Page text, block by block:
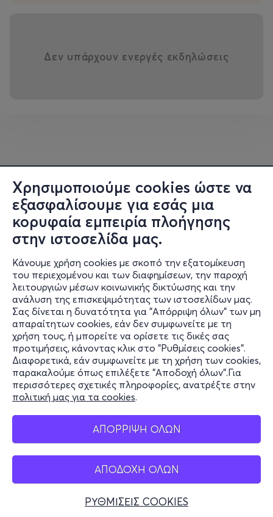
Χρησιμοποιούμε cookies ώστε να
εξασφαλίσουμε για εσάς μια
κορυφαία εμπειρία πλοήγησης
στην ιστοσελίδα μας.
Κάνουμε χρήση cookies με σκοπό την εξατομίκευση
του περιεχομένου και των διαφημίσεων, την παροχή
λειτουργιών μέσων κοινωνικής δικτύωσης και την
ανάλυση της επισκεψιμότητας των ιστοσελίδων μας.
Σας δίνεται η δυνατότητα για "Απόρριψη όλων" των μη
απαραίτητων cookies, εάν δεν συμφωνείτε με τη
χρήση τους, ή μπορείτε να ορίσετε τις δικές σας
προτιμήσεις, κάνοντας κλικ στο "Ρυθμίσεις cookies".
Διαφορετικά, εάν συμφωνείτε με τη χρήση των cookies,
παρακαλούμε όπως επιλέξετε "Αποδοχή όλων".Για
περισσότερες σχετικές πληροφορίες, ανατρέξτε στην
πολιτική μας για τα cookies.
ΑΠΟΡΡΙΨΗ ΟΛΩΝ
ΑΠΟΔΟΧΗ ΟΛΩΝ
ΡΥΘΜΙΣΕΙΣ COOKIES
Δεν υπάρχουν ενεργές εκδηλώσεις
Πληροφορίες
Υποστήριξη
Stay Connected
Mobile app